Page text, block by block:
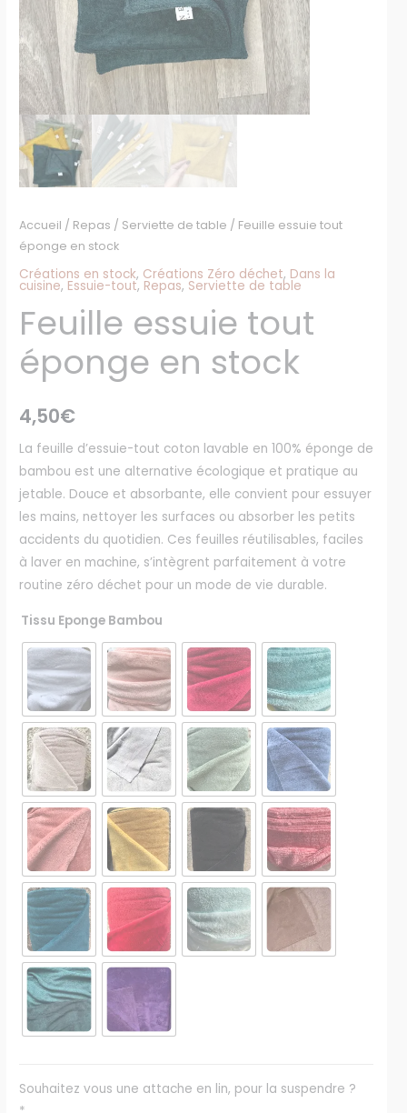
Accueil / Repas / Serviette de table / Feuille essuie tout
éponge en stock
Créations en stock, Créations Zéro déchet, Dans la
cuisine, Essuie-tout, Repas, Serviette de table
Feuille essuie tout
éponge en stock
4,50€
La feuille d’essuie-tout coton lavable en 100% éponge de
bambou est une alternative écologique et pratique au
jetable. Douce et absorbante, elle convient pour essuyer
les mains, nettoyer les surfaces ou absorber les petits
accidents du quotidien. Ces feuilles réutilisables, faciles
à laver en machine, s’intègrent parfaitement à votre
routine zéro déchet pour un mode de vie durable.
Tissu Eponge Bambou
Souhaitez vous une attache en lin, pour la suspendre ?